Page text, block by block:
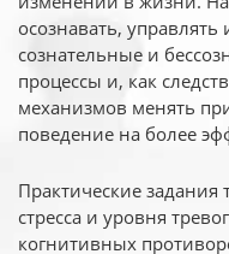
осознавать,
сознательные и
процессы и, как
механизмов менять
поведение на более
Практические
стресса и уровня
когнитивных